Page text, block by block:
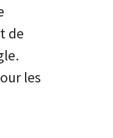
de
les